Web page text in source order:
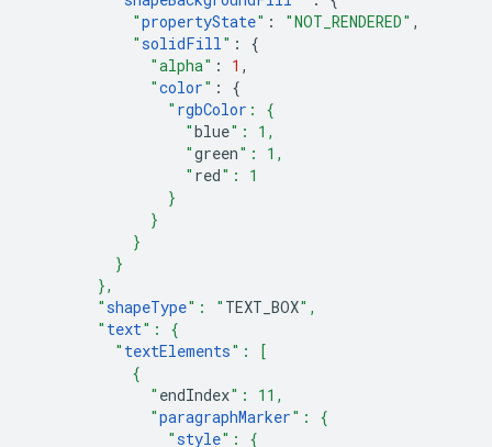
"propertyState" : "NOT_RENDERED" ,
"solidFill" :
{
"alpha" : 1 ,
"color" :
{
" rgbColor : {
                  "
blue": 1,
                  "
green": 1,
                  "
red": 1
                }
              }
            }
          }
        },
        "
shapeType": " TEXT_BOX",
        "
text": {
          "
textElements": [
            {
              "
endIndex": 11,
              "
paragraphMarker": {
                "
style": {